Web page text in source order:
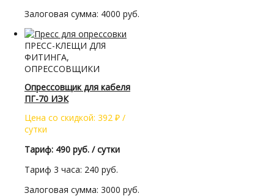
Залоговая сумма: 4000 руб.
ПРЕСС-КЛЕЩИ ДЛЯ
ФИТИНГА,
ОПРЕССОВЩИКИ
Опрессовщик для кабеля
ПГ-70 ИЭК
Цена со скидкой: 392 ₽ /
сутки
Тариф: 490 руб. / сутки
Тариф 3 часа: 240 руб.
Залоговая сумма: 3000 руб.